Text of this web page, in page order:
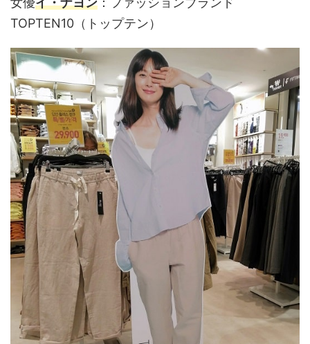
TOPTEN10（トップテン）